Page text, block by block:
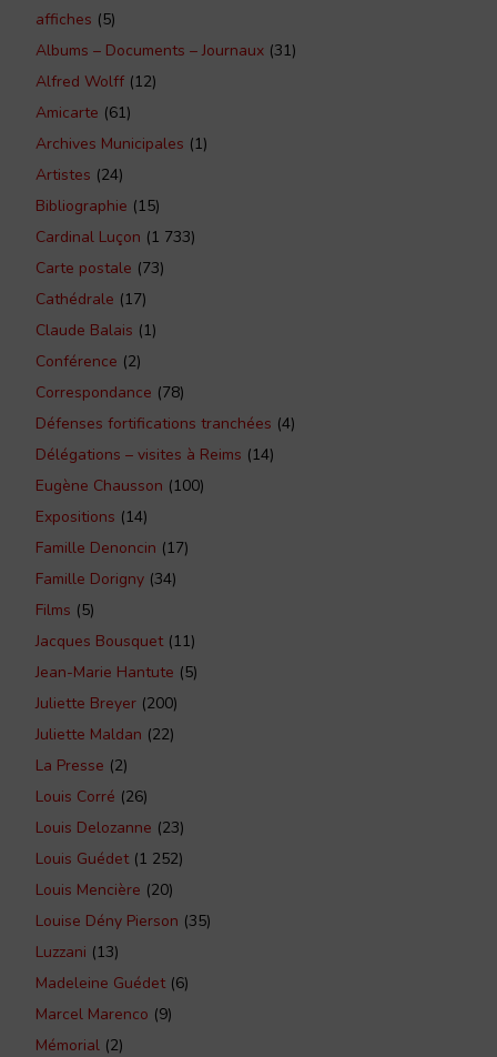
affiches (5)
Albums – Documents – Journaux (31)
Alfred Wolff (12)
Amicarte (61)
Archives Municipales (1)
Artistes (24)
Bibliographie (15)
Cardinal Luçon (1 733)
Carte postale (73)
Cathédrale (17)
Claude Balais (1)
Conférence (2)
Correspondance (78)
Défenses fortifications tranchées (4)
Délégations – visites à Reims (14)
Eugène Chausson (100)
Expositions (14)
Famille Denoncin (17)
Famille Dorigny (34)
Films (5)
Jacques Bousquet(11)
Jean-Marie Hantute (5)
Juliette Breyer (200)
Juliette Maldan (22)
La Presse (2)
Louis Corré (26)
Louis Delozanne (23)
Louis Guédet(1 252)
Louis Mencière (20)
Louise Dény Pierson (35)
Luzzani (13)
Madeleine Guédet(6)
Marcel Marenco (9)
Mémorial (2)